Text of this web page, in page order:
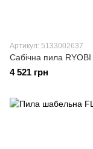
Артикул: 5133002637
Сабічна пила
4 521 грн